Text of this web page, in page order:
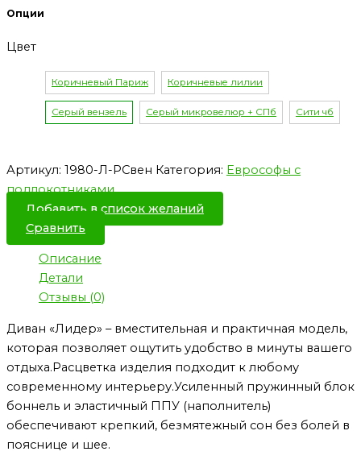
Опции
Цвет
Коричневый Париж Коричневые лилии
Серый вензель Серый микровелюр + СПб Сити чб
Артикул: 1980-Л-РСвен Категория: Еврософы с
подлокотниками
Добавить в список желаний
Сравнить
Описание
Детали
Отзывы (0)
Диван «Лидер» – вместительная и практичная модель,
которая позволяет ощутить удобство в минуты вашего
отдыха.Расцветка изделия подходит к любому
современному интерьеру.Усиленный пружинный блок
боннель и эластичный ППУ (наполнитель)
обеспечивают крепкий, безмятежный сон без болей в
пояснице и шее.